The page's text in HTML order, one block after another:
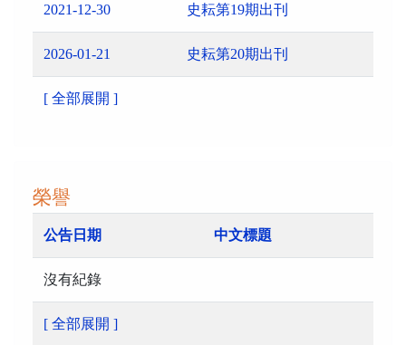
2021-12-30 史耘第19期出刊
2026-01-21 史耘第20期出刊
[ 全部展開 ]
榮譽
公告日期 中文標題
沒有紀錄
[ 全部展開 ]